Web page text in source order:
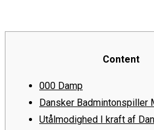
Content
000 Damp
Dansker Badmintonspiller
Utålmodighed I kraft af